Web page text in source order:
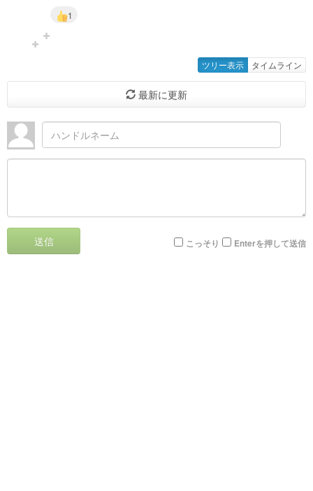
1
ツリー表示 タイムライン
最新に更新
送信 こっそり Enterを押して送信